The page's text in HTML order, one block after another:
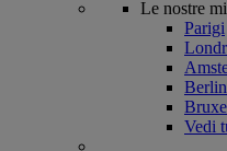
Le nostre
Parigi
Vedi